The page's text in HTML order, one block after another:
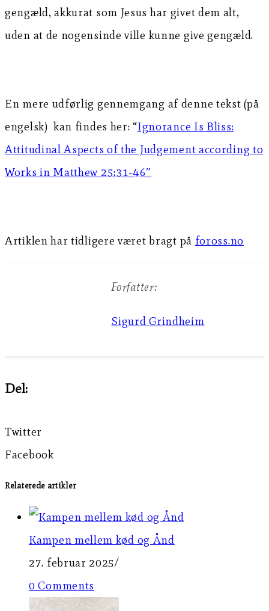
gengæld, akkurat som Jesus har givet dem alt,
uden at de nogensinde ville kunne give gengæld.
En mere udførlig gennemgang af denne tekst (på
engelsk) kan findes her: “Ignorance Is Bliss:
Attitudinal Aspects of the Judgement according to
Works in Matthew 25:31-46″
Artiklen har tidligere været bragt på foross.no
Forfatter:
Sigurd Grindheim
Del:
Twitter
Facebook
Relaterede artikler
Kampen mellem kød og Ånd
27. februar 2025/
0 Comments